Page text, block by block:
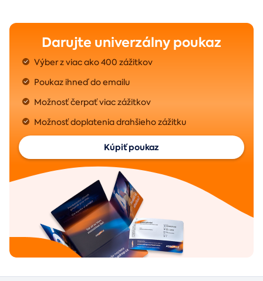
Darujte univerzálny poukaz
Výber z viac ako 400 zážitkov
Poukaz ihneď do emailu
Možnosť čerpať viac zážitkov
Možnosť doplatenia drahšieho zážitku
Kúpiť poukaz